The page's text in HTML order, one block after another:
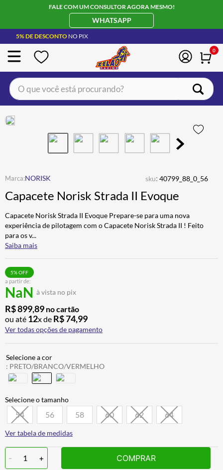
FALE COM UM CONSULTOR AGORA MESMO!
WHATSAPP
5% DE DESCONTO NO PIX
0
O que você está procurando?
NORISK sku: 40799_88_0_56
Capacete Norisk Strada II Evoque
Capacete Norisk Strada II Evoque Prepare-se para uma nova
experiência de pilotagem com o Capacete Norisk Strada II ! Feito
para os v...
Saiba mais
a partir de:
NaN à vista no pix
5% OFF
R$899,89 no cartão
ou até 12x de R$74,99
Ver todas opções de pagamento
: PRETO/BRANCO/VERMELHO
54 56 58 60 62 64
Ver tabela de medidas
- 1 + COMPRAR
BOTA
4º ÓCULOS SOLAR
5º LUVA
6º BAU
7º ALPINESTAR
8º AIROH
9º
10º